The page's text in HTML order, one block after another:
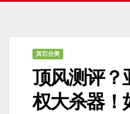
其它分类
顶风测评？
权大杀器！